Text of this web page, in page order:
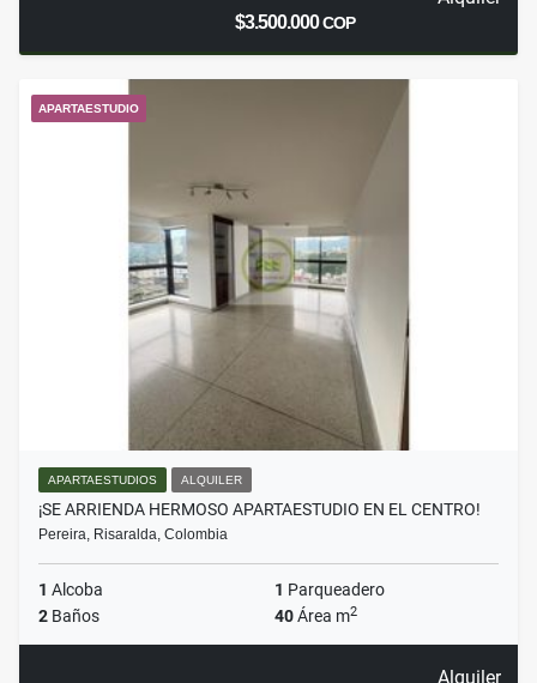
$3.500.000COP
APARTAESTUDIO
APARTAESTUDIOS ALQUILER
¡SE ARRIENDA HERMOSO APARTAESTUDIO EN EL CENTRO!
Pereira, Risaralda, Colombia
1 Alcoba 1 Parqueadero
2 Baños 40Área m2
Alquiler